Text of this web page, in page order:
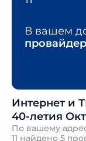
В вашем
Интернет и
40-летия
По вашему
11 найдено 5